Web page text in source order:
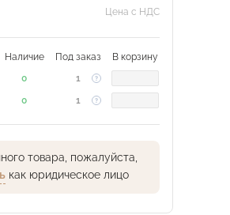
Цена с НДС
Наличие Под заказ
В корзину
0
1
0 1
товара, пожалуйста,
как юридическое лицо